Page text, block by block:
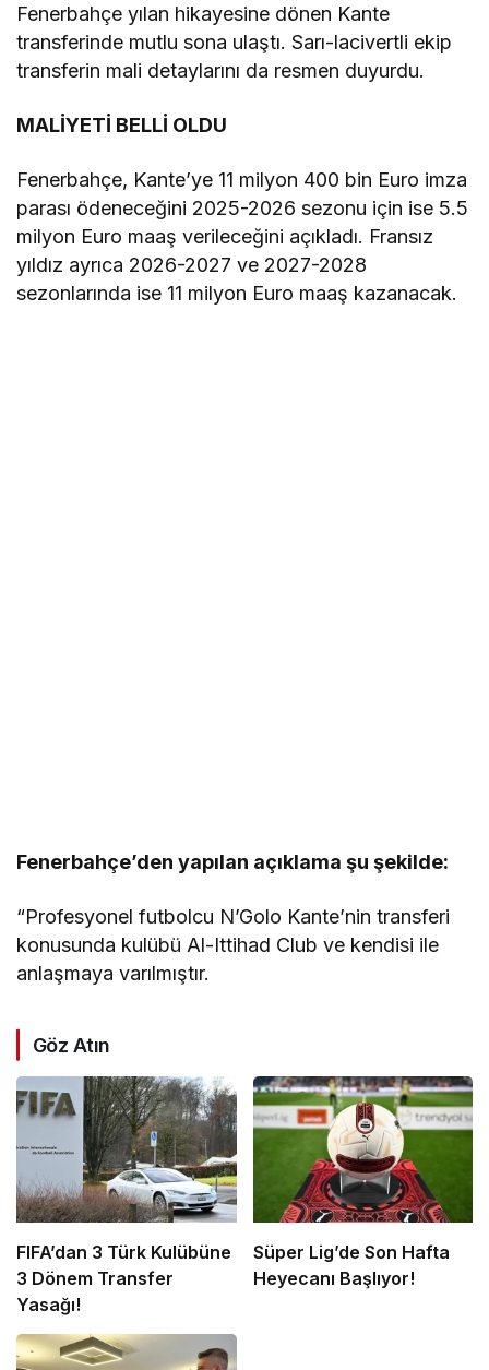
Fenerbahçe yılan hikayesine dönen Kante
transferinde mutlu sona ulaştı. Sarı-lacivertli ekip
transferin mali detaylarını da resmen duyurdu.
MALİYETİ BELLİ OLDU
Fenerbahçe, Kante’ye 11 milyon 400 bin Euro imza
parası ödeneceğini 2025-2026 sezonu için ise 5.5
milyon Euro maaş verileceğini açıkladı. Fransız
yıldız ayrıca 2026-2027 ve 2027-2028
sezonlarında ise 11 milyon Euro maaş kazanacak.
Fenerbahçe’den yapılan açıklama şu şekilde:
“Profesyonel futbolcu N’Golo Kante’nin transferi
konusunda kulübü Al-Ittihad Club ve kendisi ile
anlaşmaya varılmıştır.
Göz Atın
FIFA’dan 3 Türk Kulübüne
3 Dönem Transfer
Yasağı!
Süper Lig’de Son Hafta
Heyecanı Başlıyor!